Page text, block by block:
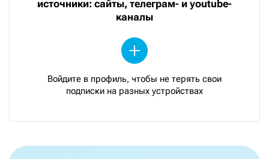
источники: сайты, телеграм- и youtube-
каналы
Войдите в профиль, чтобы не терять свои
подписки на разных устройствах